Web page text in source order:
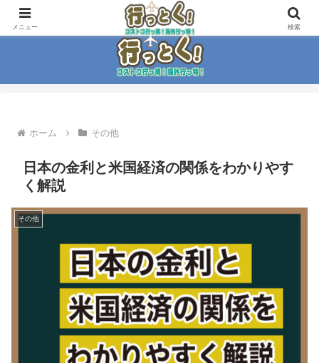
コストコ大好き家族がイチ押商品紹介！！
ホーム その他
日本の金利と米国経済の関係をわかりやす
く解説
その他
メニュー 検索